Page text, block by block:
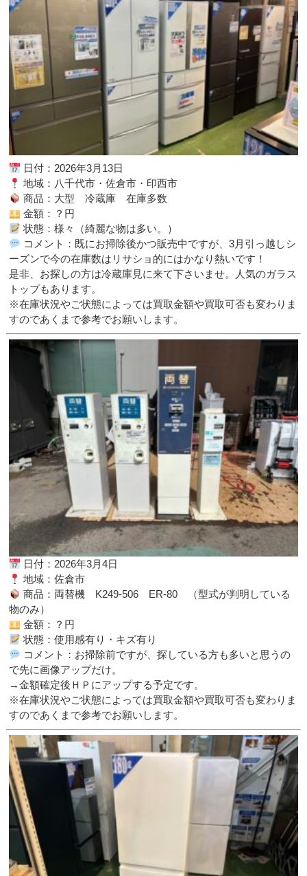
日付：2026年3月13日
地域：八千代市・佐倉市・印西市
商品：大型 冷蔵庫 在庫多数
金額：？円
状態：様々（綺麗な物は多い。）
コメント：既にお掃除後かつ販売中ですが、3月引っ越しシ
ーズンで今の在庫数はリサショ的にはかなり熱いです！
是非、お探しの方は冷蔵庫見に来て下さいませ。人気のガラス
トップもあります。
※在庫状況やご状態によっては買取金額や買取可否も変わりま
すのであくまで参考でお願いします。
日付：2026年3月4日
地域：佐倉市
商品：両替機 K249-506 ER-80 （型式が判明している
物のみ）
金額：？円
状態：使用感有り・キズ有り
コメント：お掃除前ですが、探している方も多いと思うの
で先に画像アップだけ。
→金額確定後ＨＰにアップする予定です。
※在庫状況やご状態によっては買取金額や買取可否も変わりま
すのであくまで参考でお願いします。